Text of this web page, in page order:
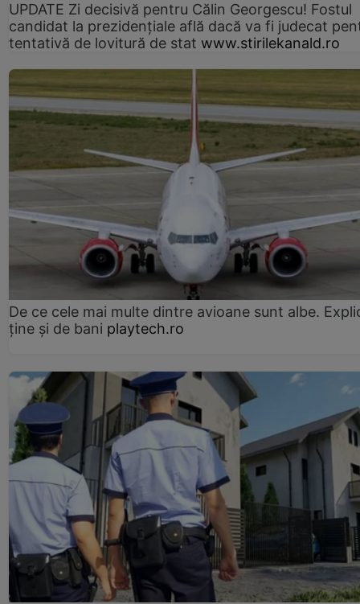
UPDATE Zi decisivă pentru Călin Georgescu! Fostul
candidat la prezidențiale află dacă va fi judecat
tentativă de lovitură de stat www.stirilekanald.ro
De ce cele mai multe dintre avioane sunt albe.
ține și de bani playtech.ro